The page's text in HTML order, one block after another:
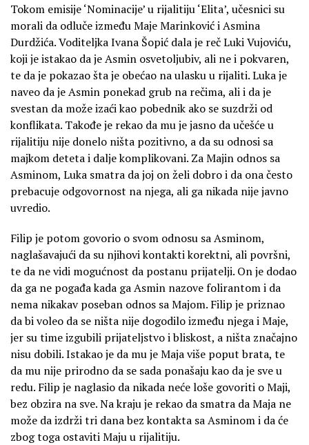
Tokom emisije ‘Nominacije’ u rijalitiju ‘Elita’, učesnici su
morali da odluče između Maje Marinković i Asmina
Durdžića. Voditeljka Ivana Šopić dala je reč Luki Vujoviću,
koji je istakao da je Asmin osvetoljubiv, ali ne i pokvaren,
te da je pokazao šta je obećao na ulasku u rijaliti. Luka je
naveo da je Asmin ponekad grub na rečima, ali i da je
svestan da može izaći kao pobednik ako se suzdrži od
konflikata. Takođe je rekao da mu je jasno da učešće u
rijalitiju nije donelo ništa pozitivno, a da su odnosi sa
majkom deteta i dalje komplikovani. Za Majin odnos sa
Asminom, Luka smatra da joj on želi dobro i da ona često
prebacuje odgovornost na njega, ali ga nikada nije javno
uvredio.
Filip je potom govorio o svom odnosu sa Asminom,
naglašavajući da su njihovi kontakti korektni, ali površni,
te da ne vidi mogućnost da postanu prijatelji. On je dodao
da ga ne pogađa kada ga Asmin nazove folirantom i da
nema nikakav poseban odnos sa Majom. Filip je priznao
da bi voleo da se ništa nije dogodilo između njega i Maje,
jer su time izgubili prijateljstvo i bliskost, a ništa značajno
nisu dobili. Istakao je da mu je Maja više poput brata, te
da mu nije prirodno da se sada ponašaju kao da je sve u
redu. Filip je naglasio da nikada neće loše govoriti o Maji,
bez obzira na sve. Na kraju je rekao da smatra da Maja ne
može da izdrži tri dana bez kontakta sa Asminom i da će
zbog toga ostaviti Maju u rijalitiju.